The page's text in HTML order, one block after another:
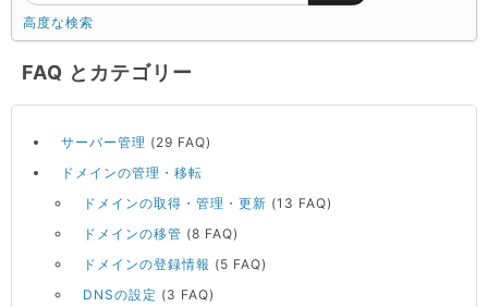
高度な検索
FAQ とカテゴリー
サーバー管理 (29 FAQ)
ドメインの管理・移転
ドメインの取得・管理・更新 (13 FAQ)
ドメインの移管 (8 FAQ)
ドメインの登録情報 (5 FAQ)
DNSの設定 (3 FAQ)